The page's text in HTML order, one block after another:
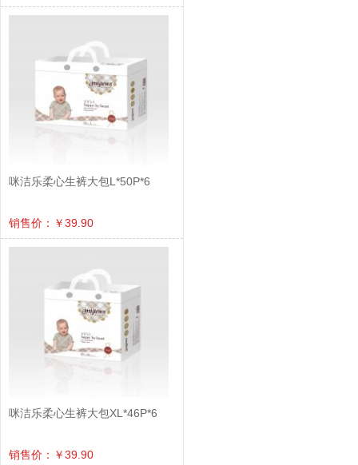
咪洁乐柔心生裤大包L*50P*6
销售价：￥39.90
咪洁乐柔心生裤大包XL*46P*6
销售价：￥39.90